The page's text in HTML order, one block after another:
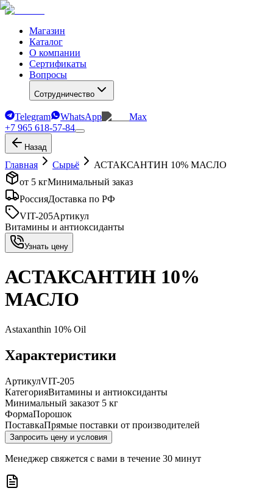
Магазин
Каталог
О компании
Сертификаты
Вопросы
Сотрудничество
Telegram WhatsApp
Max
+7 965 618-57-84
Назад
Главная Сырьё
АСТАКСАНТИН 10% МАСЛО
от 5 кгМинимальный заказ
РоссияДоставка по РФ
VIT-205Артикул
Витамины и антиоксиданты
Узнать цену
АСТАКСАНТИН 10%
МАСЛО
Astaxanthin 10% Oil
Характеристики
АртикулVIT-205
КатегорияВитамины и антиоксиданты
Минимальный заказот 5 кг
ФормаПорошок
ПоставкаПрямые поставки от производителей
Запросить цену и условия
Менеджер свяжется с вами в течение 30 минут